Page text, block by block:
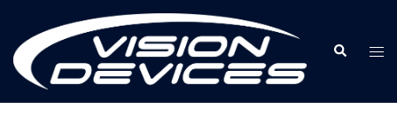
Inhalt
springen
Suche